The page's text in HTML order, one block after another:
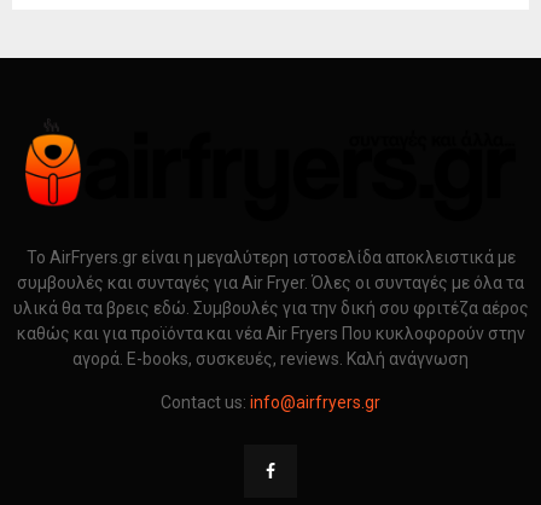
Το AirFryers.gr είναι η μεγαλύτερη ιστοσελίδα αποκλειστικά με
συμβουλές και συνταγές για Air Fryer. Όλες οι συνταγές με όλα τα
υλικά θα τα βρεις εδώ. Συμβουλές για την δική σου φριτέζα αέρος
καθώς και για προϊόντα και νέα Air Fryers Που κυκλοφορούν στην
αγορά. E-books, συσκευές, reviews. Καλή ανάγνωση
Contact us: info@airfryers.gr